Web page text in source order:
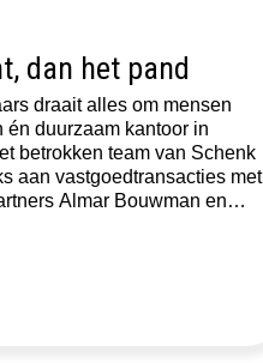
dan het pand
draait alles om mensen
én duurzaam kantoor in
betrokken team van Schenk
aan vastgoedtransacties met
Almar Bouwman en